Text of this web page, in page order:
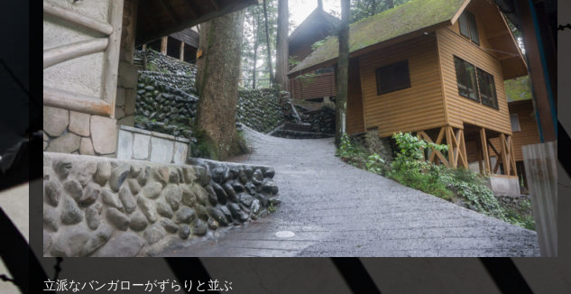
立派なバンガローがずらりと並ぶ